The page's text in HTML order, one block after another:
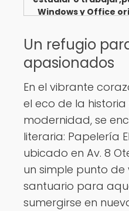
Windows y Office
Un refugio
apasionados
En el vibrante
el eco de la
modernidad, se
literaria: Papelería
ubicado en Av. 8
un simple punto de
santuario para
sumergirse en